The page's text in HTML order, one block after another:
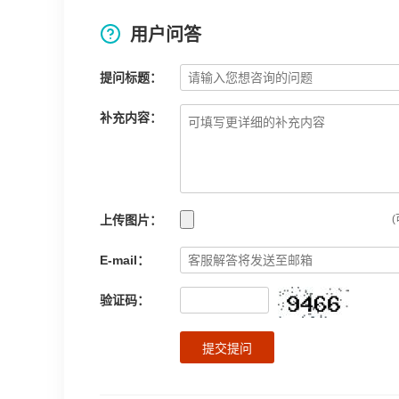
用户问答
提问标题：
补充内容：
上传图片： (
E-mail：
验证码：
提交提问